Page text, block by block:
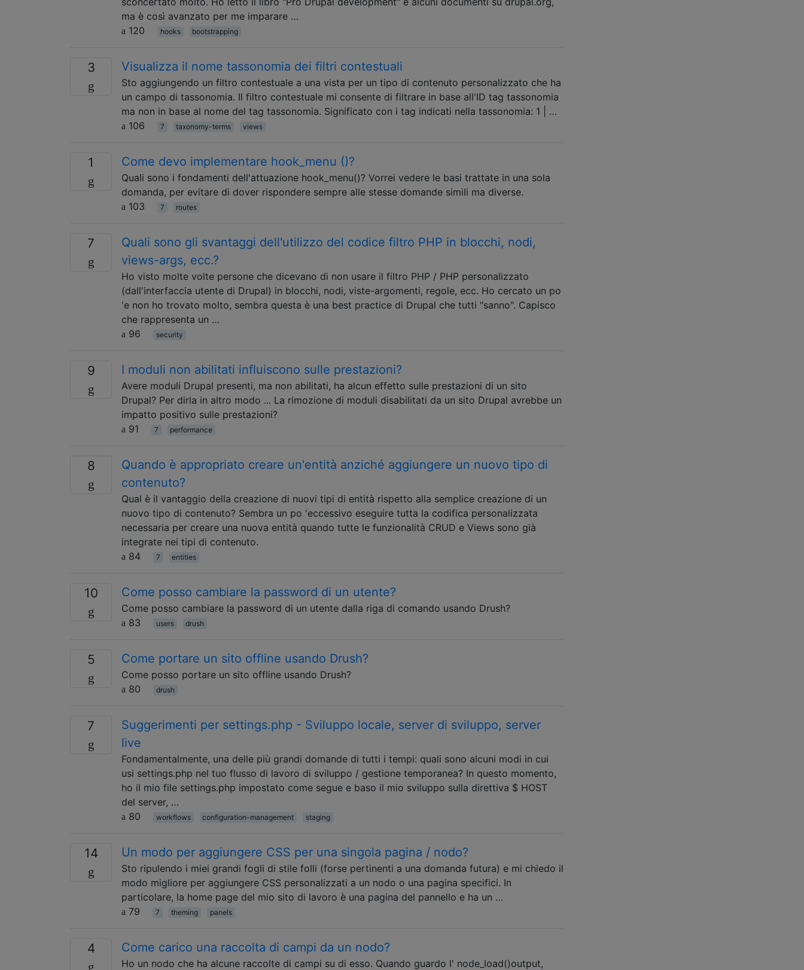
ma è così avanzato per me imparare …
120
hooks bootstrapping
3 Visualizza il nome tassonomia dei filtri contestuali
Sto aggiungendo un filtro contestuale a una vista per un tipo di contenuto personalizzato che ha
un campo di tassonomia. Il filtro contestuale mi consente di filtrare in base all'ID tag tassonomia
ma non in base al nome del tag tassonomia. Significato con i tag indicati nella tassonomia: 1 | …
106
7 taxonomy-terms views
1 Come devo implementare hook_menu ()?
Quali sono i fondamenti dell'attuazione hook_menu()? Vorrei vedere le basi trattate in una sola
domanda, per evitare di dover rispondere sempre alle stesse domande simili ma diverse.
103
7 routes
7
Quali sono gli svantaggi dell'utilizzo del codice filtro PHP in blocchi, nodi,
views-args, ecc.?
Ho visto molte volte persone che dicevano di non usare il filtro PHP / PHP personalizzato
(dall'interfaccia utente di Drupal) in blocchi, nodi, viste-argomenti, regole, ecc. Ho cercato un po
'e non ho trovato molto, sembra questa è una best practice di Drupal che tutti "sanno". Capisco
che rappresenta un …
96
security
9 I moduli non abilitati influiscono sulle prestazioni?
Avere moduli Drupal presenti, ma non abilitati, ha alcun effetto sulle prestazioni di un sito
Drupal? Per dirla in altro modo ... La rimozione di moduli disabilitati da un sito Drupal avrebbe un
impatto positivo sulle prestazioni?
91
7 performance
8
Quando è appropriato creare un'entità anziché aggiungere un nuovo tipo di
contenuto?
Qual è il vantaggio della creazione di nuovi tipi di entità rispetto alla semplice creazione di un
nuovo tipo di contenuto? Sembra un po 'eccessivo eseguire tutta la codifica personalizzata
necessaria per creare una nuova entità quando tutte le funzionalità CRUD e Views sono già
integrate nei tipi di contenuto.
84
7 entities
10 Come posso cambiare la password di un utente?
Come posso cambiare la password di un utente dalla riga di comando usando Drush?
83
users drush
5 Come portare un sito offline usando Drush?
Come posso portare un sito offline usando Drush?
80
drush
7
Suggerimenti per settings.php - Sviluppo locale, server di sviluppo, server
live
Fondamentalmente, una delle più grandi domande di tutti i tempi: quali sono alcuni modi in cui
usi settings.php nel tuo flusso di lavoro di sviluppo / gestione temporanea? In questo momento,
ho il mio file settings.php impostato come segue e baso il mio sviluppo sulla direttiva $ HOST
del server, …
80
workflows configuration-management staging
14 Un modo per aggiungere CSS per una singola pagina / nodo?
Sto ripulendo i miei grandi fogli di stile folli (forse pertinenti a una domanda futura) e mi chiedo il
modo migliore per aggiungere CSS personalizzati a un nodo o una pagina specifici. In
particolare, la home page del mio sito di lavoro è una pagina del pannello e ha un …
79
7 theming panels
4 Come carico una raccolta di campi da un nodo?
Ho un nodo che ha alcune raccolte di campi su di esso. Quando guardo l' node_load()output,